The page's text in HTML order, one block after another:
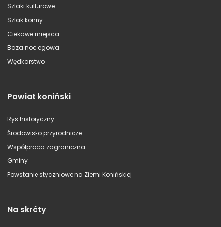
Szlaki kulturowe
Szlak konny
Ciekawe miejsca
Baza noclegowa
Wędkarstwo
Powiat koniński
Rys historyczny
Środowisko przyrodnicze
Współpraca zagraniczna
Gminy
Powstanie styczniowe na Ziemi Konińskiej
Na skróty